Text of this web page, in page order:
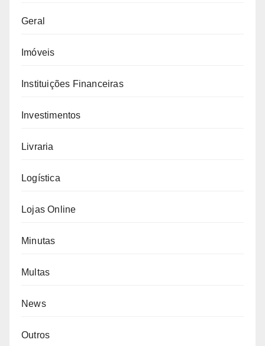
Geral
Imóveis
Instituições Financeiras
Investimentos
Livraria
Logística
Lojas Online
Minutas
Multas
News
Outros